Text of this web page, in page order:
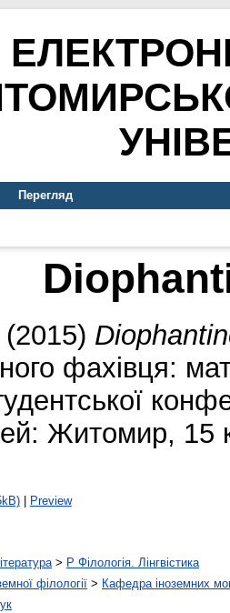
Перегляд
(2015)
фахівця:
Житомир, 15
| Preview
> P Філологія. Лінгвістика
філології > Кафедра іноземних